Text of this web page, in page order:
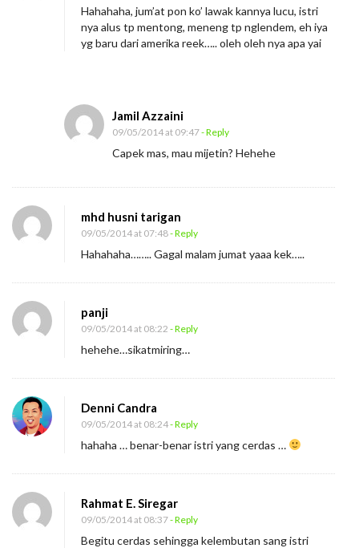
Hahahaha, jum’at pon ko’ lawak kannya lucu, istri
nya alus tp mentong, meneng tp nglendem, eh iya
yg baru dari amerika reek….. oleh oleh nya apa yai
Jamil Azzaini
09/05/2014 at 09:47- Reply
Capek mas, mau mijetin? Hehehe
mhd husni tarigan
09/05/2014 at 07:48- Reply
Hahahaha…….. Gagal malam jumat yaaa kek…..
panji
09/05/2014 at 08:22 - Reply
hehehe…sikatmiring…
Denni Candra
09/05/2014 at 08:24- Reply
hahaha … benar-benar istri yang cerdas …
Rahmat E. Siregar
09/05/2014 at 08:37- Reply
Begitu cerdas sehingga kelembutan sang istri